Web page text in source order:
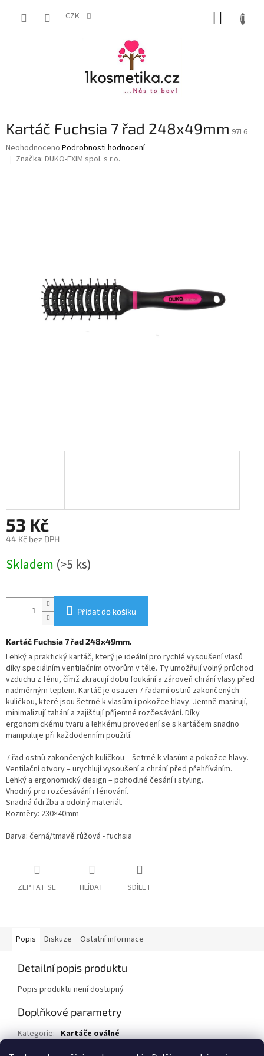
CZK
Kartáč Fuchsia 7 řad 248x49mm 97L6
Průměrné
hodnocení
Neohodnoceno Podrobnosti hodnocení
Značka: DUKO-EXIM spol. s r.o.
53 Kč
44 Kč bez DPH
cena:
Skladem (>5 ks)
Přidat do košíku
Kartáč Fuchsia 7 řad 248x49mm.
Lehký a praktický kartáč, který je ideální pro rychlé vysoušení vlasů
díky speciálním ventilačním otvorům v těle. Ty umožňují volný průchod
vzduchu z fénu, čímž zkracují dobu foukání a zároveň chrání vlasy před
nadměrným teplem. Kartáč je osazen 7 řadami ostnů zakončených
kuličkou, které jsou šetrné k vlasům i pokožce hlavy. Jemně masírují,
minimalizují tahání a zajišťují příjemné rozčesávání. Díky
ergonomickému tvaru a lehkému provedení se s kartáčem snadno
manipuluje při každodenním použití.
7 řad ostnů zakončených kuličkou – šetrné k vlasům a pokožce hlavy.
Ventilační otvory – urychlují vysoušení a chrání před přehříváním.
Lehký a ergonomický design – pohodlné česání i styling.
Vhodný pro rozčesávání i fénování.
Snadná údržba a odolný materiál.
Rozměry: 230×40mm
Barva: černá/tmavě růžová - fuchsia
ZEPTAT SE HLÍDAT SDÍLET
Popis Diskuze Ostatní informace
Detailní popis produktu
Popis produktu není dostupný
Doplňkové parametry
Kategorie: Kartáče oválné